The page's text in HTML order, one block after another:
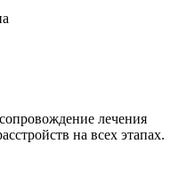
лечения
на всех этапах.